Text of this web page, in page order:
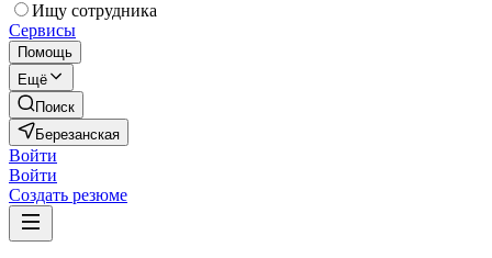
Ищу сотрудника
Сервисы
Помощь
Ещё
Поиск
Березанская
Войти
Войти
Создать резюме